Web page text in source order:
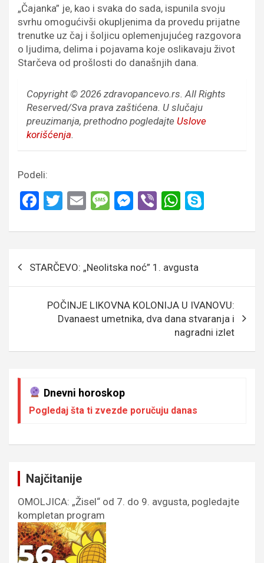
„Čajanka” je, kao i svaka do sada, ispunila svoju
svrhu omogućivši okupljenima da provedu prijatne
trenutke uz čaj i šoljicu oplemenjujućeg razgovora
o ljudima, delima i pojavama koje oslikavaju život
Starčeva od prošlosti do današnjih dana.
Copyright © 2026 zdravopancevo.rs. All Rights
Reserved/Sva prava zaštićena. U slučaju
preuzimanja, prethodno pogledajte Uslove
korišćenja.
Podeli:
F
ce
o
k
T
tt
E
ail
M
s
g
M
se
g
Vi
er
W
at
A
p
p
Кретање
чланка
STARČEVO: „Neolitska noć” 1. avgusta
POČINJE LIKOVNA KOLONIJA U IVANOVU:
Dvanaest umetnika, dva dana stvaranja i
nagradni izlet
Dnevni horoskop
Pogledaj šta ti zvezde poručuju danas
Najčitanije
OMOLJICA: „Žisel“ od 7. do 9. avgusta, pogledajte
kompletan program